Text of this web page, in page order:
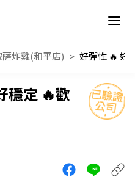
炸雞(和平店)
穩定 🔥歡